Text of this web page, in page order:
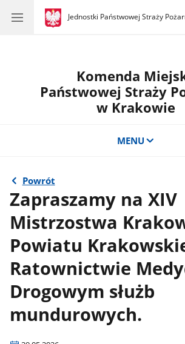
gov.pl
Jednostki Państwowej Straży
gov.pl
Jednostki
Komenda
Państwowej Straży
w Krakowie
MENU
Powrót
Zapraszamy na XIV
Mistrzostwa
Powiatu
Ratownictwie
Drogowym służb
mundurowych.